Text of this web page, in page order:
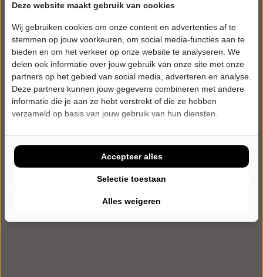
Wis filters
0 voorstellingen in juli 2026.
Geen resultaten
Probeer een andere filter of leeg de selectie.
Deze website maakt gebruik van cookies
Wij gebruiken cookies om onze content en advertenties af te
stemmen op jouw voorkeuren, om social media-functies aan te
bieden en om het verkeer op onze website te analyseren. We
delen ook informatie over jouw gebruik van onze site met onze
partners op het gebied van social media, adverteren en analyse.
Deze partners kunnen jouw gegevens combineren met andere
informatie die je aan ze hebt verstrekt of die ze hebben
verzameld op basis van jouw gebruik van hun diensten.
Alles weigeren
Selectie toestaan
Accepteer alles